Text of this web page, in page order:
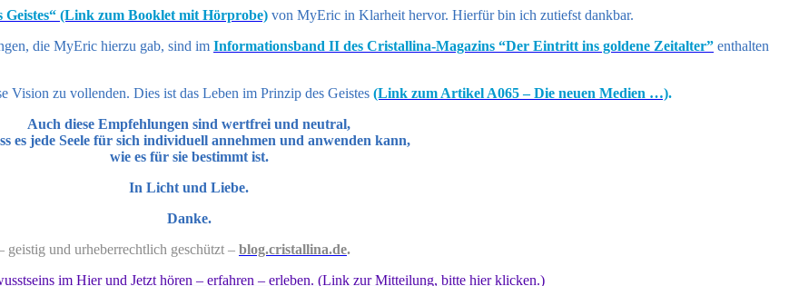
Geistes“ (Link zum Booklet mit Hörprobe) von MyEric in Klarheit hervor. Hierfür bin ich zutiefst dankbar.
die MyEric hierzu gab, sind im Informationsband II des Cristallina-Magazins “Der Eintritt ins goldene Zeitalter” enthalten
Vision zu vollenden. Dies ist das Leben im Prinzip des Geistes (Link zum Artikel A065 – Die neuen Medien …).
Auch diese Empfehlungen sind wertfrei und neutral,
es jede Seele für sich individuell annehmen und anwenden kann,
wie es für sie bestimmt ist.
In Licht und Liebe.
Danke.
und urheberrechtlich geschützt – blog.cristallina.de.
im Hier und Jetzt hören – erfahren – erleben. (Link zur Mitteilung, bitte hier klicken.)